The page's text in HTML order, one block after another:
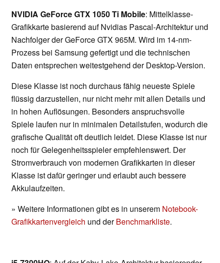
NVIDIA GeForce GTX 1050 Ti Mobile: Mittelklasse-
Grafikkarte basierend auf Nvidias Pascal-Architektur und
Nachfolger der GeForce GTX 965M. Wird im 14-nm-
Prozess bei Samsung gefertigt und die technischen
Daten entsprechen weitestgehend der Desktop-Version.
Diese Klasse ist noch durchaus fähig neueste Spiele
flüssig darzustellen, nur nicht mehr mit allen Details und
in hohen Auflösungen. Besonders anspruchsvolle
Spiele laufen nur in minimalen Detailstufen, wodurch die
grafische Qualität oft deutlich leidet. Diese Klasse ist nur
noch für Gelegenheitsspieler empfehlenswert. Der
Stromverbrauch von modernen Grafikkarten in dieser
Klasse ist dafür geringer und erlaubt auch bessere
Akkulaufzeiten.
» Weitere Informationen gibt es in unserem Notebook-
Grafikkartenvergleich und derBenchmarkliste.